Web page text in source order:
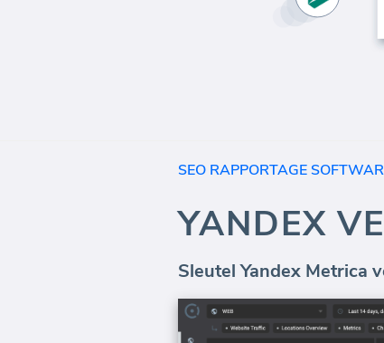
SEO RAPPORTAGE
YANDEX
Sleutel Yandex Metrica